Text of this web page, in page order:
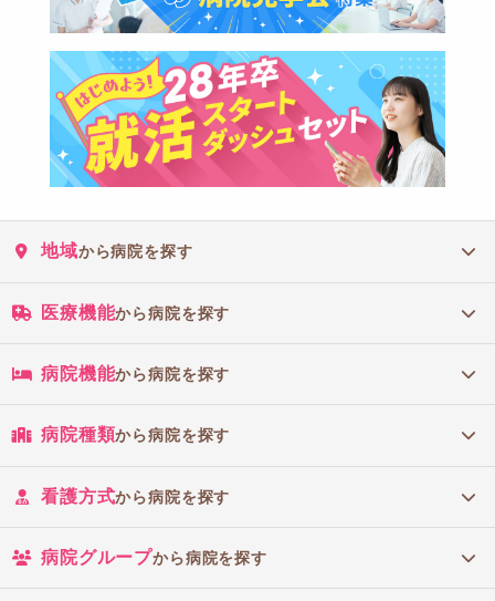
地域から病院を探す
医療機能から病院を探す
病院機能から病院を探す
病院種類から病院を探す
看護方式から病院を探す
病院グループから病院を探す